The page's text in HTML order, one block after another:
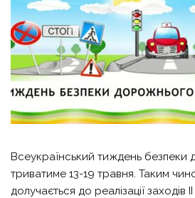
Всеукраїнський тиждень безпеки
триватиме 13-19 травня. Таким
долучається до реалізації заходів